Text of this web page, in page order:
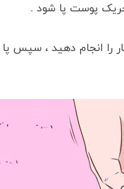
پوست پا شود .
را انجام دهید ، سپس پا